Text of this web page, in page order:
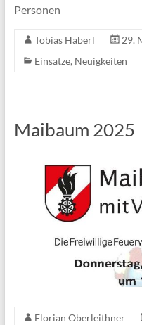
Personen
Tobias Haberl
29.
Einsätze, Neuigkeiten
Maibaum 2025
Florian Oberleithner